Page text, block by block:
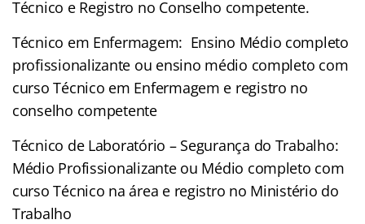
Técnico e Registro no Conselho competente.
Técnico em Enfermagem: Ensino Médio completo
profissionalizante ou ensino médio completo com
curso Técnico em Enfermagem e registro no
conselho competente
Técnico de Laboratório – Segurança do Trabalho:
Médio Profissionalizante ou Médio completo com
curso Técnico na área e registro no Ministério do
Trabalho